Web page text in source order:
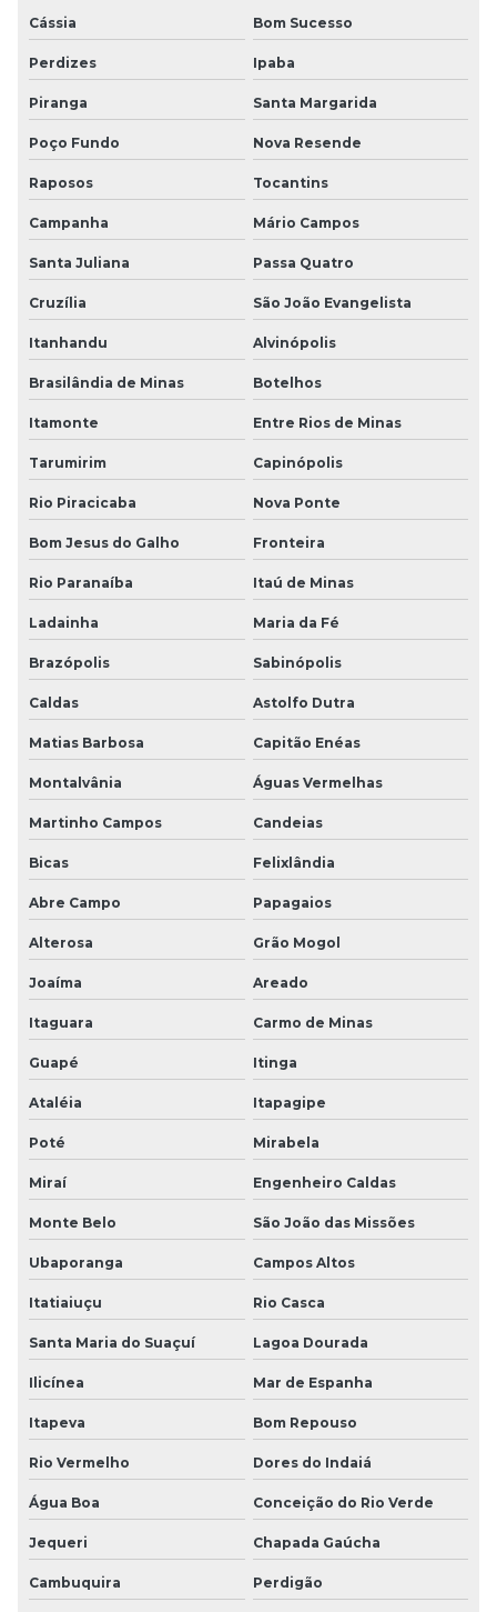
Cássia Bom Sucesso
Perdizes Ipaba
Piranga Santa Margarida
Poço Fundo Nova Resende
Raposos Tocantins
Campanha Mário Campos
Santa Juliana Passa Quatro
Cruzília São João Evangelista
Itanhandu Alvinópolis
Brasilândia de Minas Botelhos
Itamonte Entre Rios de Minas
Tarumirim Capinópolis
Rio Piracicaba Nova Ponte
Bom Jesus do Galho Fronteira
Rio Paranaíba Itaú de Minas
Ladainha Maria da Fé
Brazópolis Sabinópolis
Caldas Astolfo Dutra
Matias Barbosa Capitão Enéas
Montalvânia Águas Vermelhas
Martinho Campos Candeias
Bicas Felixlândia
Abre Campo Papagaios
Alterosa Grão Mogol
Joaíma Areado
Itaguara Carmo de Minas
Guapé Itinga
Ataléia Itapagipe
Poté Mirabela
Miraí Engenheiro Caldas
Monte Belo São João das Missões
Ubaporanga Campos Altos
Itatiaiuçu Rio Casca
Santa Maria do Suaçuí Lagoa Dourada
Ilicínea Mar de Espanha
Itapeva Bom Repouso
Rio Vermelho Dores do Indaiá
Água Boa Conceição do Rio Verde
Jequeri Chapada Gaúcha
Cambuquira Perdigão